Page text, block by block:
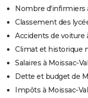
Nombre d'infirmiers
Classement des
Accidents de voiture
Climat et historique
Salaires à Moissac-
Dette et budget de
Impôts à Moissac-